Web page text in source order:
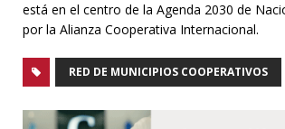
está en el centro de la Agenda 2030 de
por la Alianza Cooperativa Internacional.
RED DE MUNICIPIOS COOPERATIVOS